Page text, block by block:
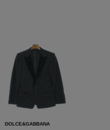
DOLCE&GABBANA